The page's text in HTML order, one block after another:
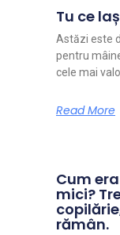
Tu ce
Astăzi este
pentru
cele mai
Read More
Cum
mici?
rămân.